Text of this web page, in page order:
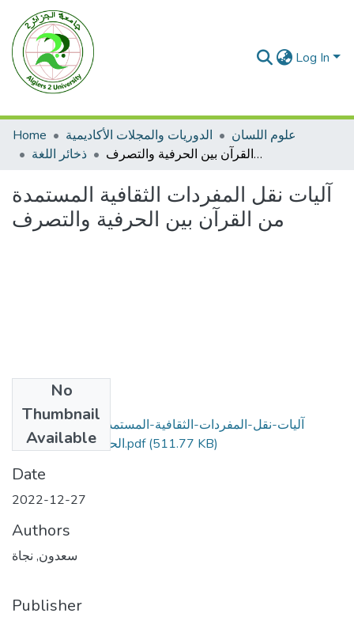
Log In
Home الدوريات والمجلات الأكاديمية
علوم اللسان
ذخائر اللغة
آليات نقل المفردات الثقافية المستمدة من القرآن بين الحرفية والتصرف
آليات نقل المفردات الثقافية المستمدة
من القرآن بين الحرفية والتصرف
No
Thumbnail
Available
آليات-نقل-المفردات-الثقافية-المستمدة-من-القرآن-بين-
الحرفية-والتصرف (2).pdf(511.77 KB)
Date
2022-12-27
Authors
سعدون, نجاة
Publisher